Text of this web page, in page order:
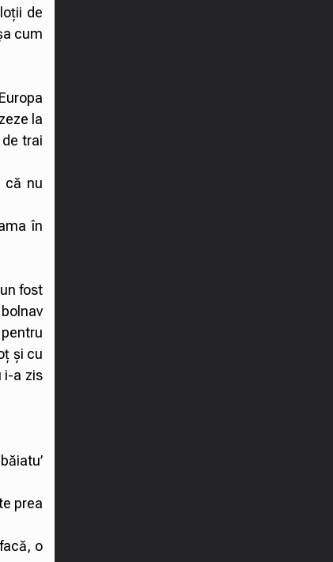
de
cum
la
trai
că nu
în
fost
și cu
i-a zis
prea
o